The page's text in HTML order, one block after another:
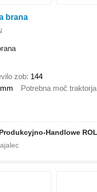
brana
zob 144
Potrebna moč traktorja